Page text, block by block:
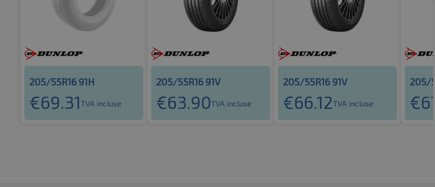
205/55R16 91H
€69.31 TVA incluse
205/55R16 91V
€63.90TVA incluse
205/55R16 91V
€66.12TVA incluse
205/
€